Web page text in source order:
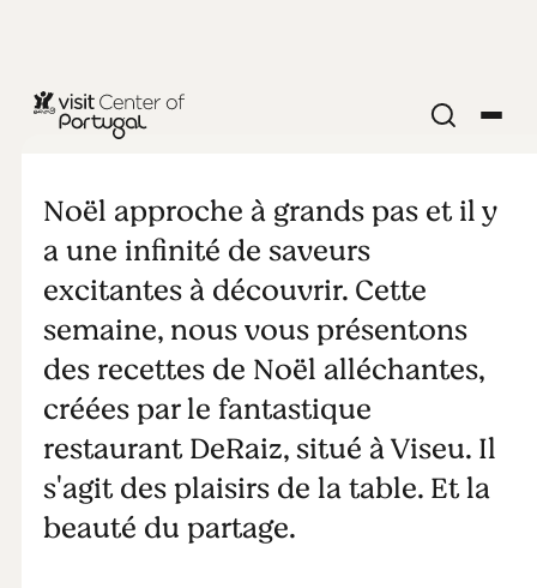
Un goût de
Noël
Noël approche à grands pas et il y
a une infinité de saveurs
excitantes à découvrir. Cette
semaine, nous vous présentons
des recettes de Noël alléchantes,
créées par le fantastique
restaurant DeRaiz , situé à Viseu. Il
s'agit des plaisirs de la table. Et la
beauté du partage.